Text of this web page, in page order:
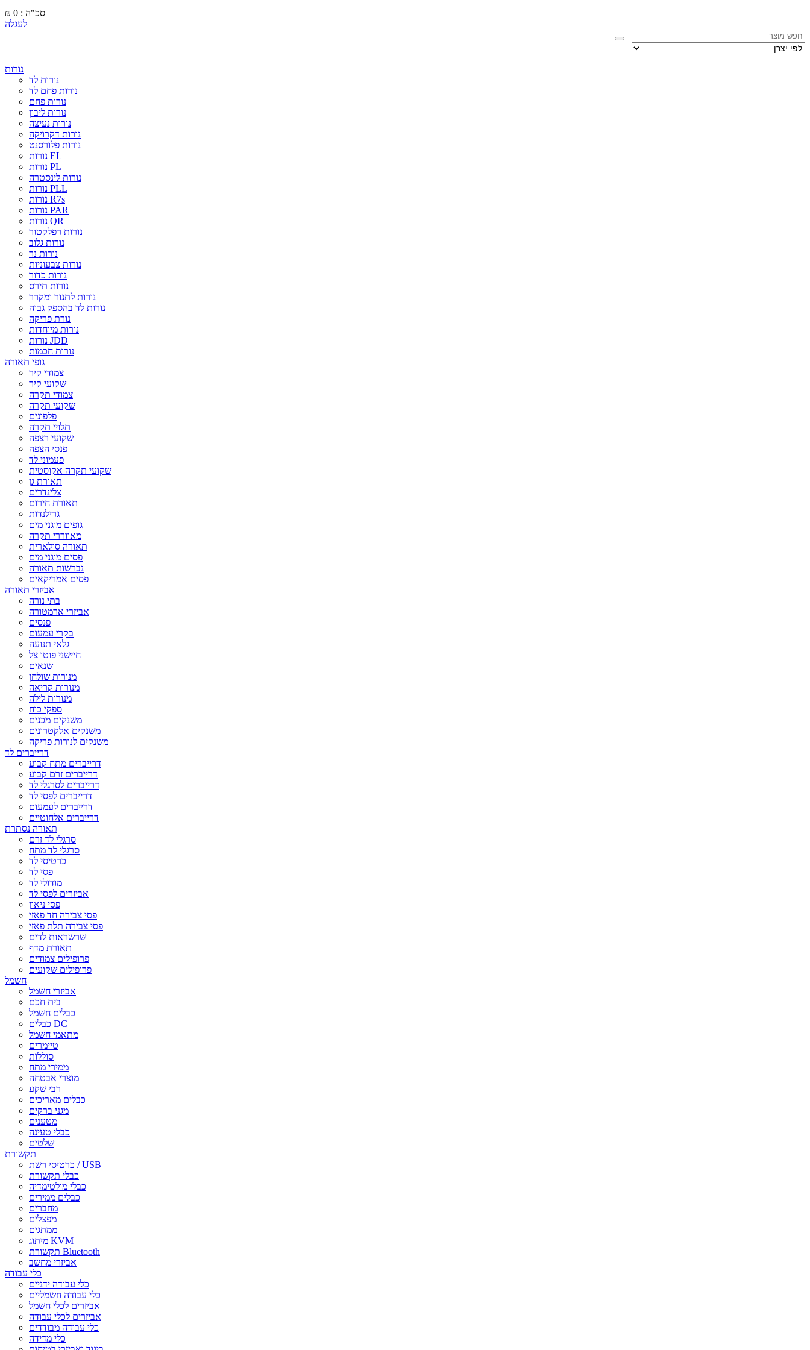
₪
סכ"ה : 0
לעגלה
נורות
נורות לד
נורות פחם לד
נורות פחם
נורות ליבון
נורות נעיצה
נורות דקרויקה
נורות פלורסנט
נורות EL
נורות PL
נורות לינסטרה
נורות PLL
נורות R7s
נורות PAR
נורות QR
נורות רפלקטור
נורות גלוב
נורות נר
נורות צבעוניות
נורות כדור
נורות תירס
נורות לתנור ומקרר
נורות לד בהספק גבוה
נורת פריקה
נורות מיוחדות
נורות JDD
נורות חכמות
גופי תאורה
צמודי קיר
שקועי קיר
צמודי תקרה
שקועי תקרה
פלפונים
תלויי תקרה
שקועי רצפה
פנסי הצפה
פעמוני לד
שקועי תקרה אקוסטית
תאורת גן
צלינדרים
תאורת חירום
גרילנדות
גופים מוגני מים
מאווררי תקרה
תאורה סולארית
פסים מוגני מים
נברשות תאורה
פסים אמריקאים
אביזרי תאורה
בתי נורה
אביזרי ארמטורה
פנסים
בקרי עמעום
גלאי תנועה
חיישני פוטו צל
שנאים
מנורות שולחן
מנורות קריאה
מנורות לילה
ספקי כוח
משנקים מכנים
משנקים אלקטרונים
משנקים לנורות פריקה
דרייברים לד
דרייברים מתח קבוע
דרייברים זרם קבוע
דרייברים לסרגלי לד
דרייברים לפסי לד
דרייברים לעמעום
דרייברים אלחוטיים
תאורה נסתרת
סרגלי לד זרם
סרגלי לד מתח
כרטיסי לד
פסי לד
מודולי לד
אביזרים לפסי לד
פסי ניאון
פסי צבירה חד פאזי
פסי צבירה תלת פאזי
שרשראות לדים
תאורת מדף
פרופילים צמודים
פרופילים שקועים
חשמל
אביזרי חשמל
בית חכם
כבלים חשמל
כבלים DC
מתאמי חשמל
טיימרים
סוללות
ממירי מתח
מוצרי אבטחה
רבי שקע
כבלים מאריכים
מגני ברקים
מטענים
כבלי טעינה
שלטים
תקשורת
כרטיסי רשת / USB
כבלי תקשורת
כבלי מולטימדיה
כבלים ממירים
מחברים
מפצלים
ממתגים
מיתוג KVM
תקשורת Bluetooth
אביזרי מחשב
כלי עבודה
כלי עבודה ידניים
כלי עבודה חשמליים
אביזרים לכלי חשמל
אביזרים לכלי עבודה
כלי עבודה מבודדים
כלי מדידה